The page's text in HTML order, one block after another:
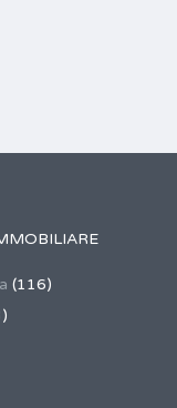
(116)